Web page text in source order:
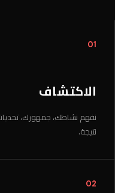
01
الاكتشاف
نفهم نشاطك، جمهورك،
نتيجة.
02